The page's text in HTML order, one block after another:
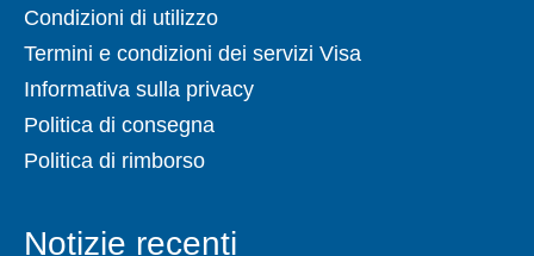
Condizioni di utilizzo
Termini e condizioni dei servizi Visa
Informativa sulla privacy
Politica di consegna
Politica di rimborso
Notizie recenti